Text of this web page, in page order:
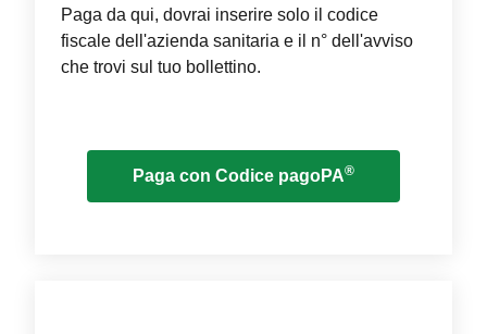
Paga da qui, dovrai inserire solo il codice
fiscale dell'azienda sanitaria e il n° dell'avviso
che trovi sul tuo bollettino.
Paga con Codice pagoPA®